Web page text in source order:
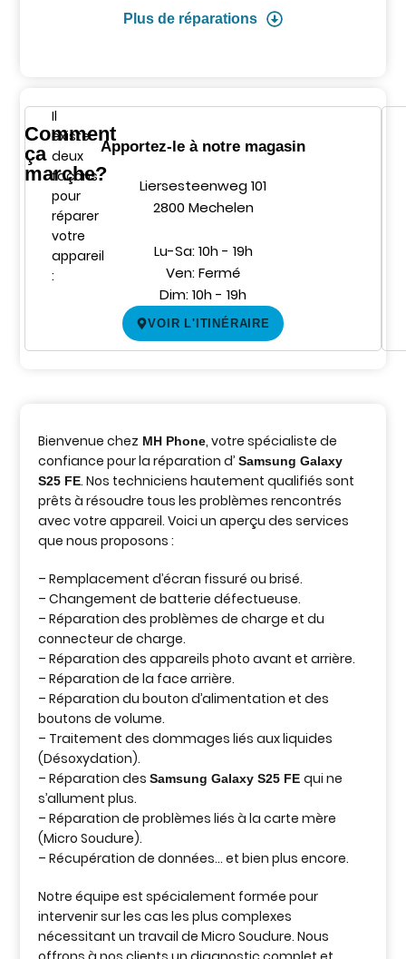
Plus de réparations
Comment
ça
marche?
Il
existe
deux
façons
pour
réparer
votre
appareil
:
Apportez-le à notre magasin
Liersesteenweg 101
2800 Mechelen
Lu-Sa: 10h - 19h
Ven: Fermé
Dim: 10h - 19h
VOIR L'ITINÉRAIRE
Bienvenue chez MH Phone, votre spécialiste de
confiance pour la réparation d’ Samsung Galaxy
S25 FE. Nos techniciens hautement qualifiés sont
prêts à résoudre tous les problèmes rencontrés
avec votre appareil. Voici un aperçu des services
que nous proposons :
– Remplacement d’écran fissuré ou brisé.
– Changement de batterie défectueuse.
– Réparation des problèmes de charge et du
connecteur de charge.
– Réparation des appareils photo avant et arrière.
– Réparation de la face arrière.
– Réparation du bouton d’alimentation et des
boutons de volume.
– Traitement des dommages liés aux liquides
(Désoxydation).
– Réparation desSamsung Galaxy S25 FEqui ne
s’allument plus.
– Réparation de problèmes liés à la carte mère
(Micro Soudure).
– Récupération de données… et bien plus encore.
Notre équipe est spécialement formée pour
intervenir sur les cas les plus complexes
nécessitant un travail de Micro Soudure. Nous